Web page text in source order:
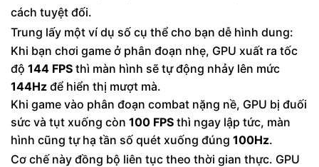
cách tuyệt đối.
Trung lấy một ví dụ số cụ thể cho bạn dễ hình dung:
Khi bạn chơi game ở phân đoạn nhẹ, GPU xuất ra tốc
độ 144 FPS thì màn hình sẽ tự động nhảy lên mức
144Hz để hiển thị mượt mà.
Khi game vào phân đoạn combat nặng nề, GPU bị đuối
sức và tụt xuống còn 100 FPS thì ngay lập tức, màn
hình cũng tự hạ tần số quét xuống đúng 100Hz.
Cơ chế này đồng bộ liên tục theo thời gian thực. GPU